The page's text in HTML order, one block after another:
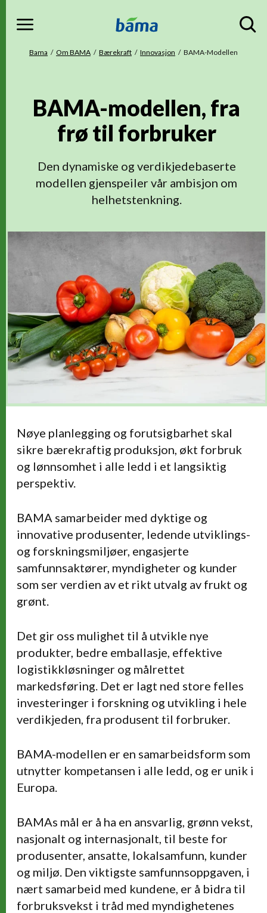
Meny
Du er her
Bama Om BAMA Bærekraft Innovasjon BAMA-Modellen
BAMA-modellen, fra
frø til forbruker
Den dynamiske og verdikjedebaserte
modellen gjenspeiler vår ambisjon om
helhetstenkning.
Nøye planlegging og forutsigbarhet skal
sikre bærekraftig produksjon, økt forbruk
og lønnsomhet i alle ledd i et langsiktig
perspektiv.
BAMA samarbeider med dyktige og
innovative produsenter, ledende utviklings-
og forskningsmiljøer, engasjerte
samfunnsaktører, myndigheter og kunder
som ser verdien av et rikt utvalg av frukt og
grønt.
Det gir oss mulighet til å utvikle nye
produkter, bedre emballasje, effektive
logistikkløsninger og målrettet
markedsføring. Det er lagt ned store felles
investeringer i forskning og utvikling i hele
verdikjeden, fra produsent til forbruker.
BAMA-modellen er en samarbeidsform som
utnytter kompetansen i alle ledd, og er unik i
Europa.
BAMAs mål er å ha en ansvarlig, grønn vekst,
nasjonalt og internasjonalt, til beste for
produsenter, ansatte, lokalsamfunn, kunder
og miljø. Den viktigste samfunnsoppgaven, i
nært samarbeid med kundene, er å bidra til
forbruksvekst i tråd med myndighetenes